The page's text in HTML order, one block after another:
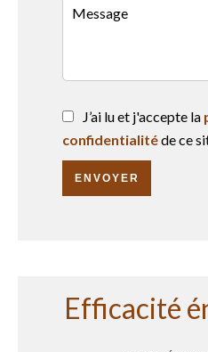
J’ai lu et j'accepte la
confidentialitéde ce
ENVOYER
Efficacité